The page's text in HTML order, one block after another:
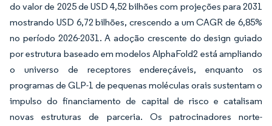
do valor de 2025 de USD 4,52 bilhões com projeções para 2031
mostrando USD 6,72 bilhões, crescendo a um CAGR de 6,85%
no período 2026-2031. A adoção crescente do design guiado
por estrutura baseado em modelos AlphaFold2 está ampliando
o universo de receptores endereçáveis, enquanto os
programas de GLP-1 de pequenas moléculas orais sustentam o
impulso do financiamento de capital de risco e catalisam
novas estruturas de parceria. Os patrocinadores norte-